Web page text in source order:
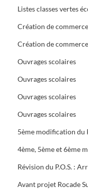
Listes classes vertes
Ouvrages scolaires
Ouvrages scolaires
Ouvrages scolaires
Ouvrages scolaires
5ème modification du
4ème, 5ème et 6ème